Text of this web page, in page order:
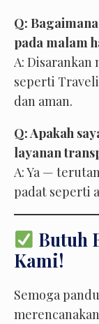
Q:
pada malam
A:
seperti
dan aman.
Q: Apakah
layanan
A: Ya —
padat seperti
Butuh
Kami!
Semoga